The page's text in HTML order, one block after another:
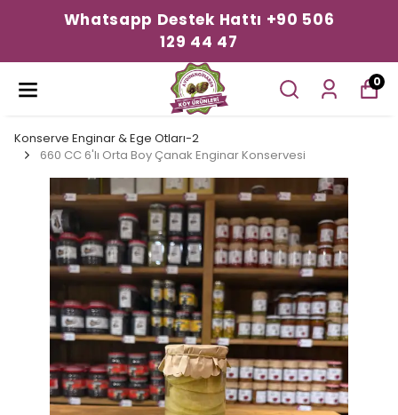
Whatsapp Destek Hattı +90 506
129 44 47
0
Konserve Enginar & Ege Otları-2
660 CC 6'lı Orta Boy Çanak Enginar Konservesi